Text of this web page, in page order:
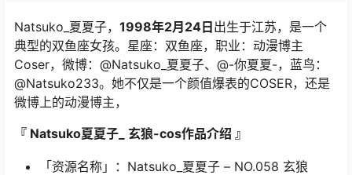
Natsuko_夏夏子， 1998年2月24日 出生于江苏，是一个
典型的双鱼座女孩。星座：双鱼座，职业：动漫博主
Coser，微博：@Natsuko_夏夏子、@-你夏夏-，蓝鸟：
@Natsuko233。她不仅是一个颜值爆表的COSER，还是
微博上的动漫博主，
『 Natsuko夏夏子_ 玄狼-cos作品介绍 』
「资源名称」：Natsuko_夏夏子 – NO.058 玄狼